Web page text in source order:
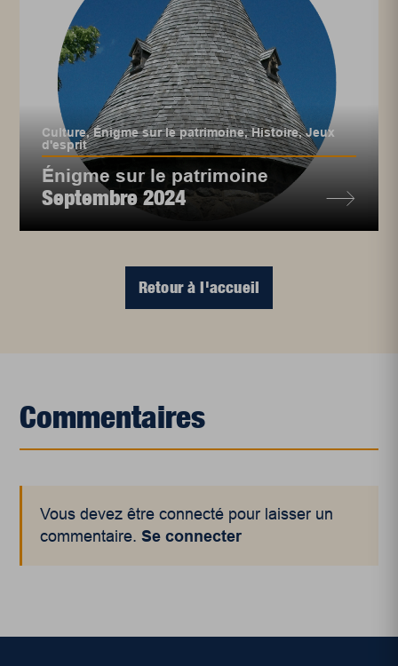
Culture,Énigme sur le patrimoine,Histoire,Jeux
d'esprit
Énigme sur le patrimoine
Septembre 2024
Retour à l'accueil
Commentaires
Vous devez être connecté pour laisser un
commentaire.Se connecter